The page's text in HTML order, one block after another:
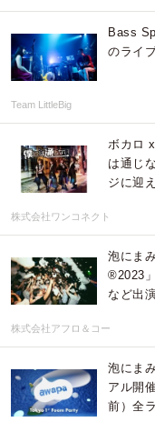
Bass
のライ
Team LittleBig
ボカロ
は通じ
ジに迎
株式会社ワンコネクト
泡にま
®️2023
など出
株式会社アフロ＆コー
泡にま
アル開
前）全